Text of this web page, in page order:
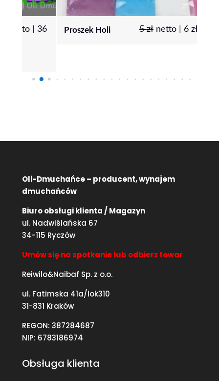
Proszek Holi 5 netto |6 złbrutto
Oli-Dmuchańce – producent, wynajem
dmuchańców
Biuro obsługi klienta / Magazyn
ul. Nadwiślańska 67
34-115 Ryczów
Umów się na spotkanie lub odbierz towar
Reiwilo&Naibaf Sp. z o.o.
ul. Fatimska 41a/lok310
31-831 Kraków
REGON: 387284687
NIP: 6783186974
Obsługa klienta